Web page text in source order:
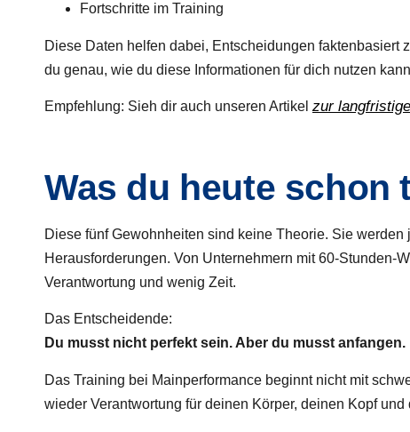
Fortschritte im Training
Diese Daten helfen dabei, Entscheidungen faktenbasiert
du genau, wie du diese Informationen für dich nutzen
Empfehlung: Sieh dir auch unseren Artikel zur
Was du heute schon
Diese fünf Gewohnheiten sind keine Theorie. Sie
Herausforderungen. Von Unternehmern mit 60-Stunden-
Verantwortung und wenig Zeit.
Das Entscheidende:
Du musst nicht perfekt sein. Aber du musst anfangen.
Das Training bei Mainperformance beginnt nicht mit
wieder Verantwortung für deinen Körper, deinen Kopf